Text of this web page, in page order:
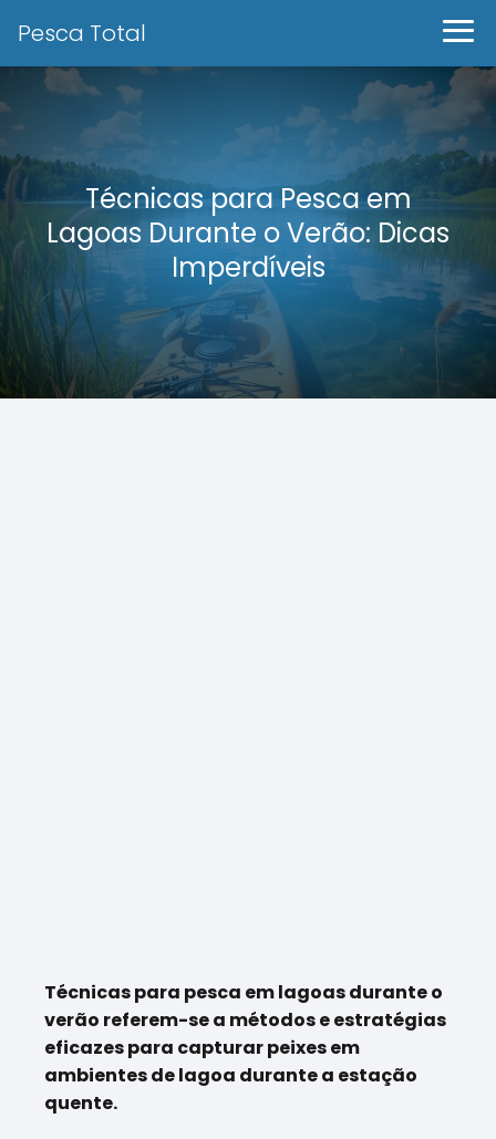
Pesca Total
Técnicas para Pesca em
Lagoas Durante o Verão: Dicas
Imperdíveis
Técnicas para pesca em lagoas durante o
verão referem-se a métodos e estratégias
eficazes para capturar peixes em
ambientes de lagoa durante a estação
quente.